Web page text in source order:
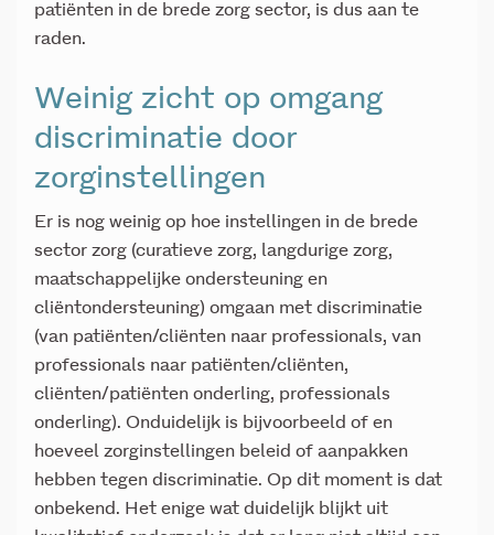
patiënten in de brede zorg sector, is dus aan te
raden.
Weinig zicht op omgang
discriminatie door
zorginstellingen
Er is nog weinig op hoe instellingen in de brede
sector zorg (curatieve zorg, langdurige zorg,
maatschappelijke ondersteuning en
cliëntondersteuning) omgaan met discriminatie
(van patiënten/cliënten naar professionals, van
professionals naar patiënten/cliënten,
cliënten/patiënten onderling, professionals
onderling). Onduidelijk is bijvoorbeeld of en
hoeveel zorginstellingen beleid of aanpakken
hebben tegen discriminatie. Op dit moment is dat
onbekend. Het enige wat duidelijk blijkt uit